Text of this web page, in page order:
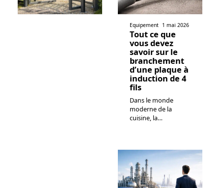
Equipement 1 mai 2026
Tout ce que
vous devez
savoir sur le
branchement
d’une plaque à
induction de 4
fils
Dans le monde
moderne de la
cuisine, la…